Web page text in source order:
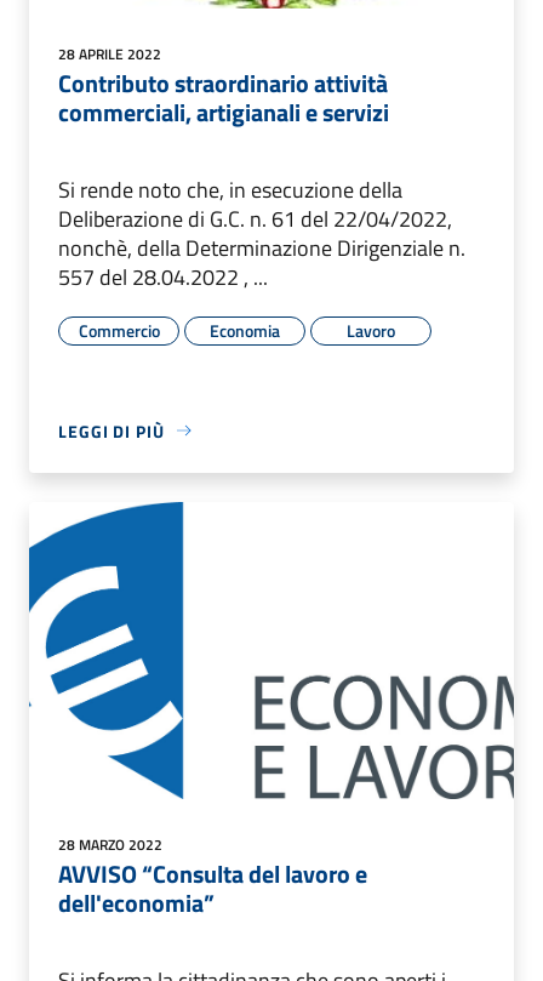
28 APRILE 2022
Contributo straordinario attività
commerciali, artigianali e servizi
Si rende noto che, in esecuzione della
Deliberazione di G.C. n. 61 del 22/04/2022,
nonchè, della Determinazione Dirigenziale n.
557 del 28.04.2022 , ...
Commercio Economia Lavoro
LEGGI DI PIÙ
28 MARZO 2022
AVVISO “Consulta del lavoro e
dell'economia”